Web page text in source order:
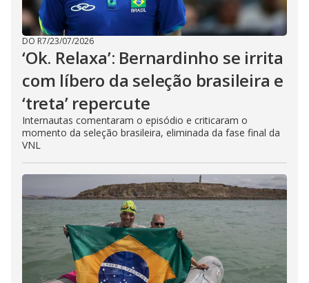
DO R7/23/07/2026
‘Ok. Relaxa’: Bernardinho se irrita
com líbero da seleção brasileira e
‘treta’ repercute
Internautas comentaram o episódio e criticaram o
momento da seleção brasileira, eliminada da fase final da
VNL